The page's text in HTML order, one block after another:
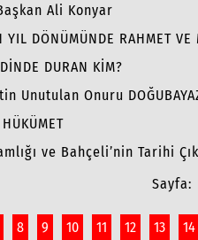
Ali Konyar
YIL DÖNÜMÜNDE RAHMET VE
DURAN KİM?
Unutulan Onuru
ve Bahçeli’nin Tarihi
Sayfa:
8 9 10 11 12 13 14